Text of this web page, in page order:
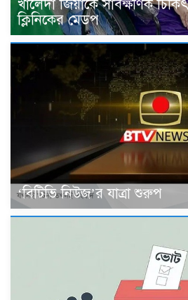
খালেদা জিয়াকে সার্বক্ষণিক
ক্লিনিকের মেডপ
‘বিটিভি নিউজ’র যাত্রা শুরুপ